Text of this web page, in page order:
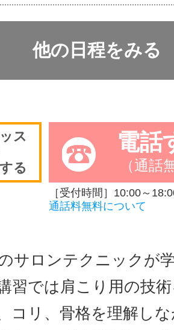
他の日程をみる
ス
る
電話
（通話
［受付時間］10:00～
通話料無料について
サロンテクニックが
習では肩こり用の技
コリ、骨格を理解し